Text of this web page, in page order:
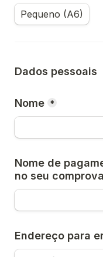
Pequeno (A6)
Dados pessoais
Nome *
Nome de
no seu
Endereço para